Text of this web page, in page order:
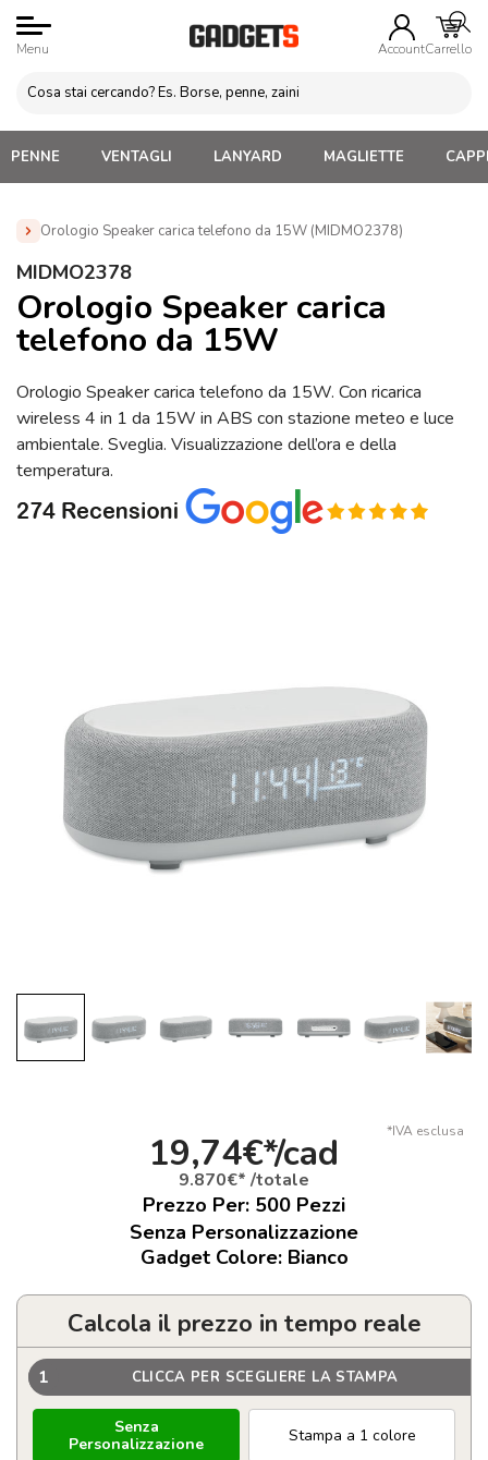
Menu AccountCarrello
PENNE VENTAGLI LANYARD MAGLIETTE
Orologio Speaker carica telefono da 15W (MIDMO2378)
Home » Orologi
telefono da 15W (MIDMO2378)
MIDMO2378
Orologio Speaker carica
telefono da 15W
Orologio Speaker carica telefono da 15W. Con ricarica
wireless 4 in 1 da 15W in ABS con stazione meteo e luce
ambientale. Sveglia. Visualizzazione dell’ora e della
temperatura.
*IVA esclusa
19,74€*/cad
9.870€* /totale
Prezzo Per: 500 Pezzi
Senza Personalizzazione
Gadget Colore: Bianco
Calcola il prezzo in tempo reale
1 CLICCA PER SCEGLIERE LA STAMPA
Senza
Personalizzazione
Stampa a 1 colore